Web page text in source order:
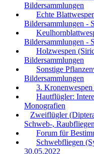
Bildersammlungen
Echte
Bildersammlungen -
Bildersammlungen -
Holzwespen
Bildersammlungen
Sonstige
Bildersammlungen
3. Kronenwespen
Hautflügler:
Monografien
Zweiflügler
Schweb-,
Forum für
Schwebfliegen
30.05.2022